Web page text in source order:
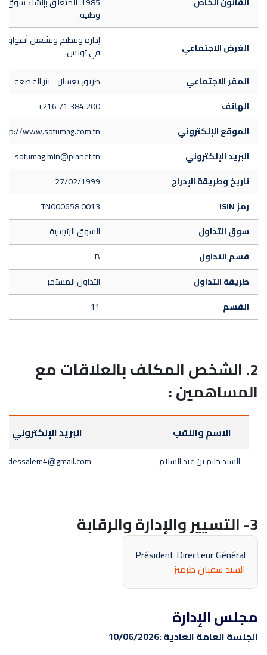
وطنية.
الغرض الاجتماعي
إدارة وتنظيم وتشغيل أسواق
في تونس.
المقر الاجتماعي
طريق نعسان - بئر القصعة -
الهاتف
+216 71 384 200
الموقع الإلكتروني
http://www.sotumag.com.tn/
البريد الإلكتروني
sotumag.min@planet.tn
تاريخ وطريقة الإدراج
27/02/1999
رمز ISIN
TN000658 0013
سوق التداول
السوق الرئيسية
قسم التداول
B
طريقة التداول
التداول المستمر
القسم
11
2. الشخص المكلف بالعلاقات مع
المساهمين :
الاسم واللقب البريد الإلكتروني
السيد حاتم بن عبد السلام
3- التسيير والإدارة والرقابة
Président Directeur Général
السيد سفيان طرميز
مجلس الإدارة
الجلسة العامة العادية :10/06/2026